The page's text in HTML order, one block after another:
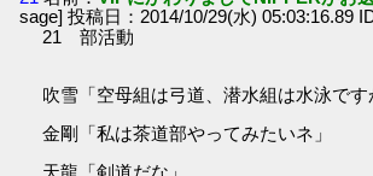
sage] 投稿日：2014/10/29(水) 05:03:16.89
21 部活動
吹雪「空母組は弓道、潜水組は水泳です
金剛「私は茶道部やってみたいネ」
天龍「剣道だな」